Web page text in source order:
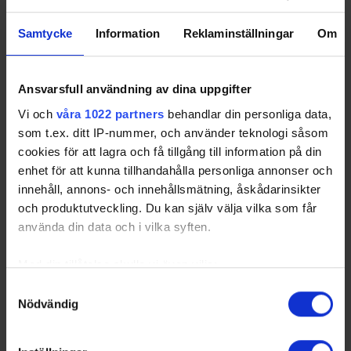
Samtycke Information Reklaminställningar Om
Ansvarsfull användning av dina uppgifter
Vi och våra 1022 partners behandlar din personliga data,
som t.ex. ditt IP-nummer, och använder teknologi såsom
cookies för att lagra och få tillgång till information på din
enhet för att kunna tillhandahålla personliga annonser och
innehåll, annons- och innehållsmätning, åskådarinsikter
och produktutveckling. Du kan själv välja vilka som får
använda din data och i vilka syften.
Med din tillåtelse skulle vi även vilja:
som kan ha en noggrannhet på upp till flera meter
Nödvändig